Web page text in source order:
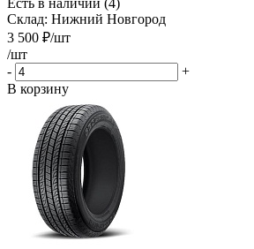
Склад: Нижний Новгород
3 500 ₽/шт
/шт
-
+
В корзину